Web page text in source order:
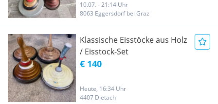
10.07. - 21:14 Uhr
8063 Eggersdorf bei Graz
Klassische Eisstöcke aus Holz
/ Eisstock-Set
€ 140
Heute, 16:34 Uhr
4407 Dietach